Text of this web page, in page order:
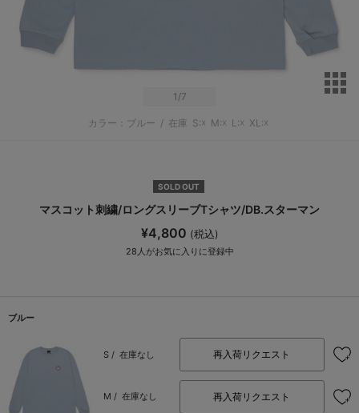
1 /7
カラー：ブルー / 在庫 S:☓ M:☓ L:☓ XL:☓
SOLD OUT
マスコット刺繍/ロングスリーブTシャツ/DB.スターマン
¥4,800 (税込)
28 人がお気に入りに登録中
ブルー
S / 在庫なし 再入荷リクエスト
M / 在庫なし 再入荷リクエスト